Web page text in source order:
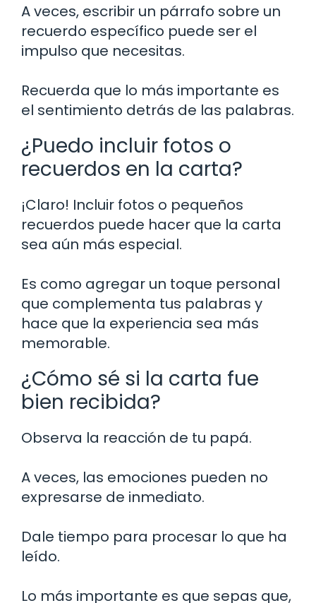
A veces, escribir un párrafo sobre un
recuerdo específico puede ser el
impulso que necesitas.
Recuerda que lo más importante es
el sentimiento detrás de las palabras.
¿Puedo incluir fotos o
recuerdos en la carta?
¡Claro! Incluir fotos o pequeños
recuerdos puede hacer que la carta
sea aún más especial.
Es como agregar un toque personal
que complementa tus palabras y
hace que la experiencia sea más
memorable.
¿Cómo sé si la carta fue
bien recibida?
Observa la reacción de tu papá.
A veces, las emociones pueden no
expresarse de inmediato.
Dale tiempo para procesar lo que ha
leído.
Lo más importante es que sepas que,